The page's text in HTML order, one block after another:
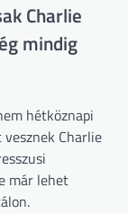
Charlie
mindig
hétköznapi
Charlie
már lehet